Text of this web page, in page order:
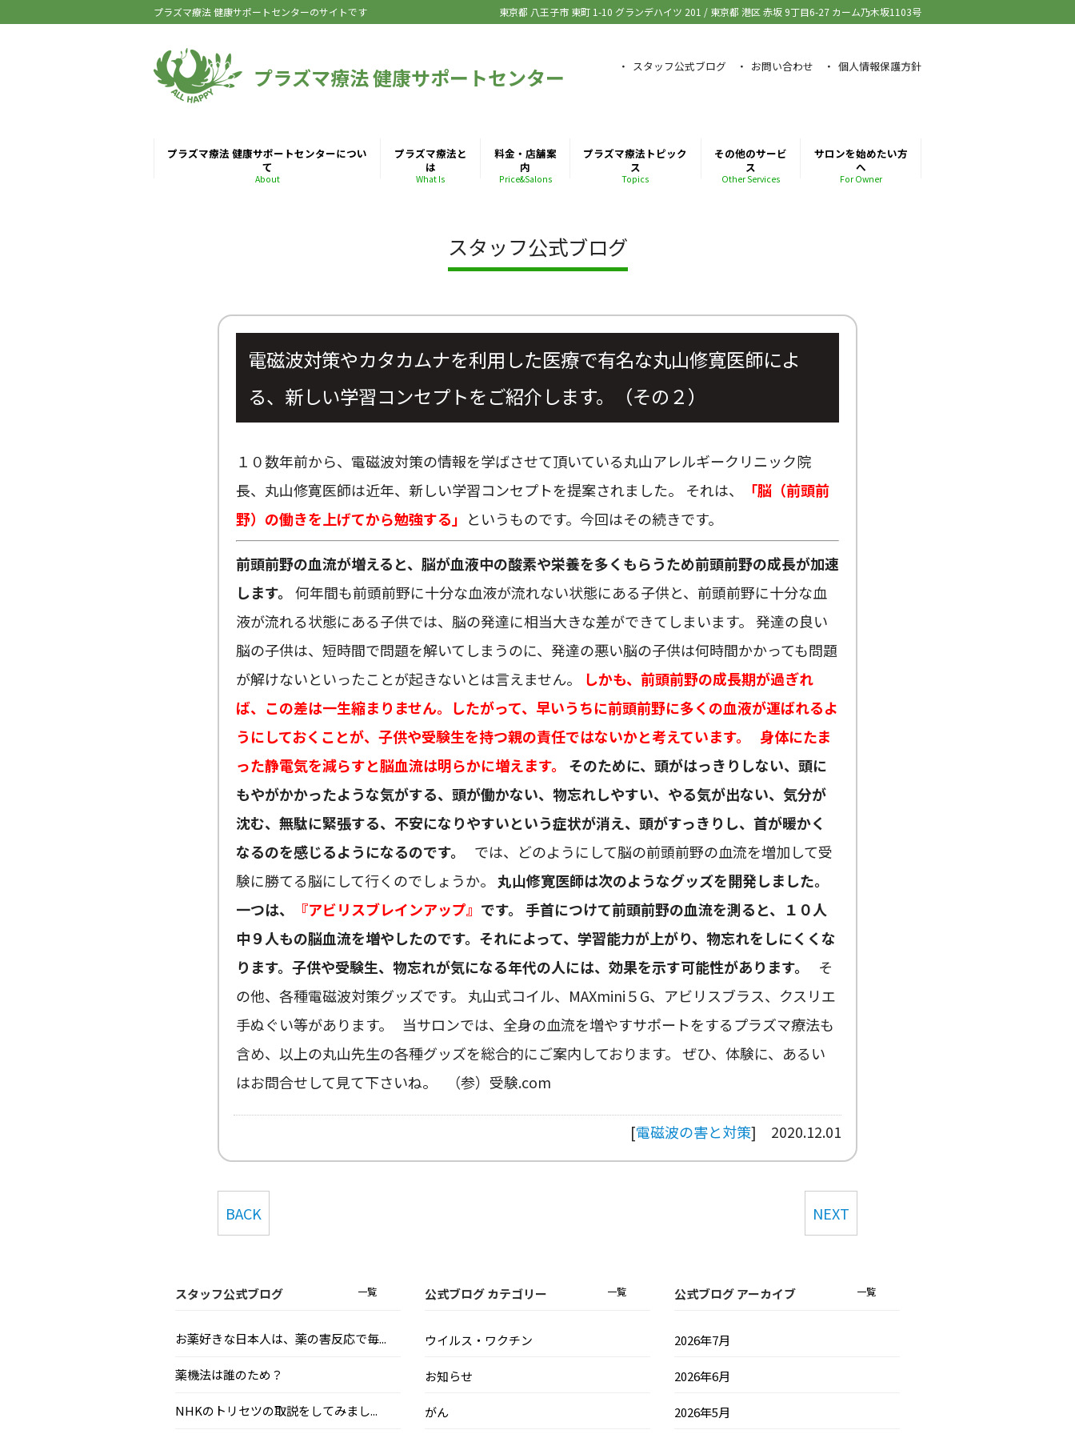
プラズマ療法 健康サポートセンターのサイトです 東京都 八王子市 東町 1-10 グランデハイツ 201 / 東京都 港区 赤坂 9丁目6-27 カーム乃木坂1103号
プラズマ療法 健康サポートセンター スタッフ公式ブログ お問い合わせ 個人情報保護方針
プラズマ療法 健康サポートセンターについ
て
About
プラズマ療法と
は
What Is
料金・店舗案
内
Price&Salons
プラズマ療法トピック
ス
Topics
その他のサービ
ス
Other Services
サロンを始めたい方
へ
For Owner
スタッフ公式ブログ
電磁波対策やカタカムナを利用した医療で有名な丸山修寛医師によ
る、新しい学習コンセプトをご紹介します。（その２）
１０数年前から、電磁波対策の情報を学ばさせて頂いている丸山アレルギークリニック院
長、丸山修寛医師は近年、新しい学習コンセプトを提案されました。 それは、
「脳（前頭前
野）の働きを上げてから勉強する」 というものです。今回はその続きです。
前頭前野の血流が増えると、脳が血液中の酸素や栄養を多くもらうため前頭前野の成長が加速
します。 何年間も前頭前野に十分な血液が流れない状態にある子供と、前頭前野に十分な血
液が流れる状態にある子供では、脳の発達に相当大きな差ができてしまいます。 発達の良い
脳の子供は、短時間で問題を解いてしまうのに、発達の悪い脳の子供は何時間かかっても問題
が解けないといったことが起きないとは言えません。
しかも、前頭前野の成長期が過ぎれ
ば、この差は一生縮まりません。したがって、早いうちに前頭前野に多くの血液が運ばれるよ
うにしておくことが、子供や受験生を持つ親の責任ではないかと考えています。
身体にたま
った静電気を減らすと脳血流は明らかに増えます。
そのために、頭がはっきりしない、頭に
もやがかかったような気がする、頭が働かない、物忘れしやすい、やる気が出ない、気分が
沈む、無駄に緊張する、不安になりやすいという症状が消え、頭がすっきりし、首が暖かく
なるのを感じるようになるのです。
では、どのようにして脳の前頭前野の血流を増加して受
験に勝てる脳にして行くのでしょうか。 丸山修寛医師は次のようなグッズを開発しました。
一つは、
『アビリスブレインアップ』 です。 手首につけて前頭前野の血流を測ると、１０人
中９人もの脳血流を増やしたのです。それによって、学習能力が上がり、物忘れをしにくくな
ります。子供や受験生、物忘れが気になる年代の人には、効果を示す可能性があります。
そ
の他、各種電磁波対策グッズです。 丸山式コイル、MAXmini５G、アビリスブラス、クスリエ
手ぬぐい等があります。 当サロンでは、全身の血流を増やすサポートをするプラズマ療法も
含め、以上の丸山先生の各種グッズを総合的にご案内しております。 ぜひ、体験に、あるい
はお問合せして見て下さいね。 （参）受験.com
[電磁波の害と対策] 2020.12.01
BACK NEXT
スタッフ公式ブログ 一覧
お薬好きな日本人は、薬の害反応で毎...
薬機法は誰のため？
NHKのトリセツの取説をしてみまし...
公式ブログ カテゴリー 一覧
ウイルス・ワクチン
お知らせ
がん
公式ブログ アーカイブ 一覧
2026年7月
2026年6月
2026年5月